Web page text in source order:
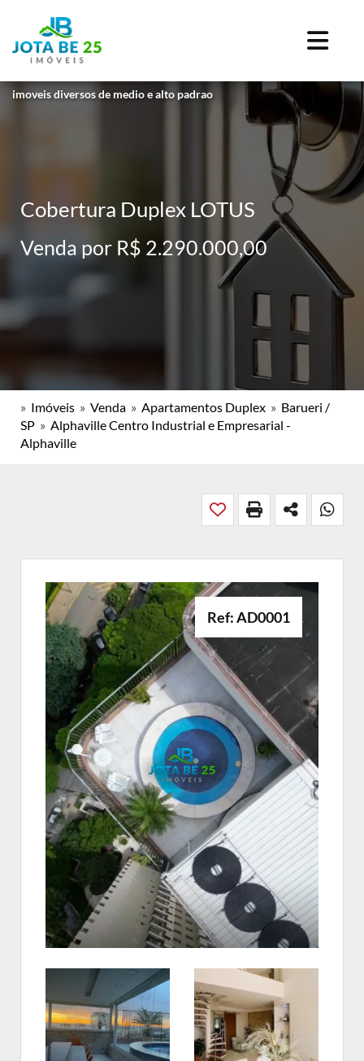
imoveis diversos de medio e alto padrao
Cobertura Duplex LOTUS
Venda por R$ 2.290.000,00
» Imóveis » Venda » Apartamentos Duplex » Barueri /
SP » Alphaville Centro Industrial e Empresarial -
Alphaville
Ref: AD0001